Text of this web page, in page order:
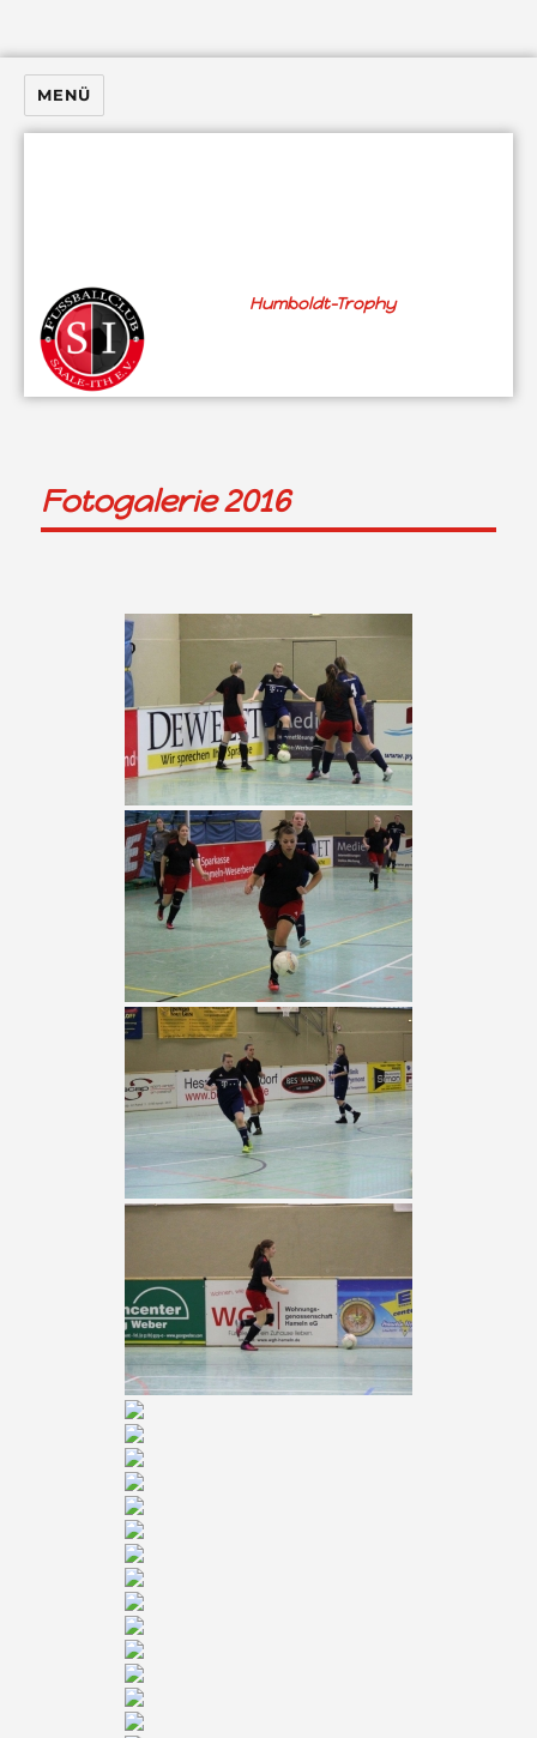
MENÜ
Humboldt-Trophy
Fotogalerie 2016